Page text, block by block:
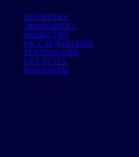
ПОЛИТИКА
ЭКОНОМИКА
ОБЩЕСТВО
РАССЛЕДОВАНИЯ
ТЕХНОЛОГИИ
LIFE STYLE
КОНТАКТЫ